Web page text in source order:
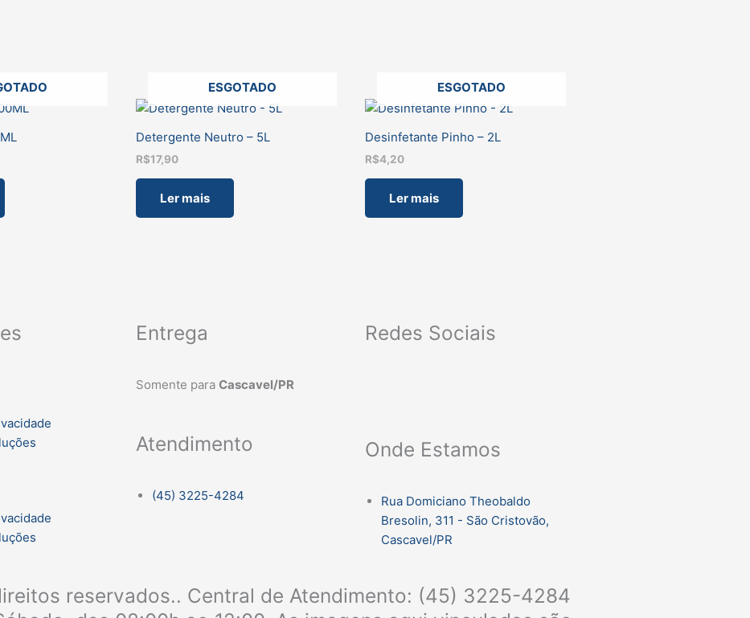
ESGOTADO
Detergente Neutro – 5L
R$17,90
Ler mais
ESGOTADO
Desinfetante Pinho – 2L
R$4,20
Ler mais
Entrega
Somente para Cascavel/PR
Atendimento
(45) 3225-4284
Redes Sociais
a
e
b
o
n
t
a
g
Onde Estamos
Rua Domiciano Theobaldo
Bresolin, 311 - São Cristovão,
Cascavel/PR
reservados.. Central de Atendimento: (45) 3225-4284